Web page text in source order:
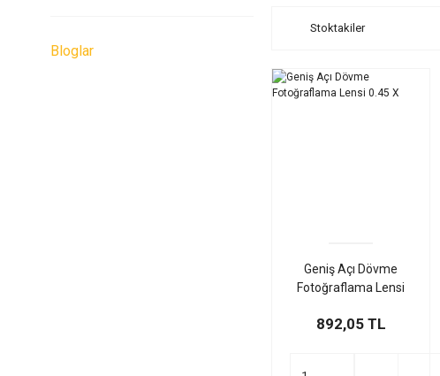
Bloglar
Stoktakiler
Geniş Açı Dövme
Fotoğraflama Lensi
892,05 TL